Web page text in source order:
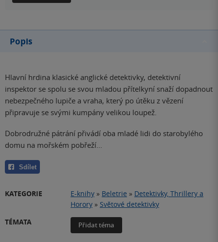
Popis
Hlavní hrdina klasické anglické detektivky, detektivní
inspektor se spolu se svou mladou přítelkyní snaží dopadnout
nebezpečného lupiče a vraha, který po útěku z vězení
připravuje se svými kumpány velikou loupež.
Dobrodružné pátrání přivádí oba mladé lidi do starobylého
domu na mořském pobřeží...
Sdílet
KATEGORIE E-knihy » Beletrie » Detektivky, Thrillery a
Horory » Světové detektivky
TÉMATA
Přidat téma